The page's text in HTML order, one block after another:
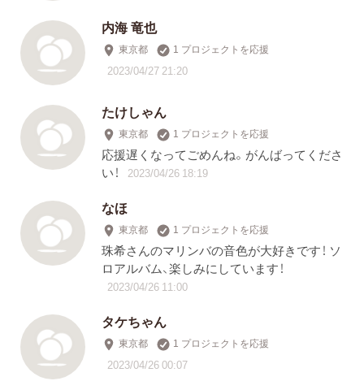
内海 竜也
東京都 1 プロジェクトを応援
2023/04/27 21:20
たけしゃん
東京都 1 プロジェクトを応援
応援遅くなってごめんね。がんばってくださ
い！
2023/04/26 18:19
なほ
東京都 1 プロジェクトを応援
珠希さんのマリンバの音色が大好きです！ ソ
ロアルバム、楽しみにしています！
2023/04/26 11:00
タケちゃん
東京都 1 プロジェクトを応援
2023/04/26 00:07